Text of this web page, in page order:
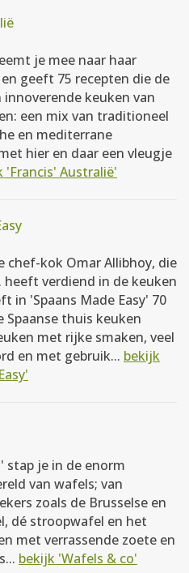
je mee naar haar
geeft 75 recepten die de
innoverende keuken van
een mix van traditioneel
en mediterrane
hier en daar een vleugje
'Francis' Australië'
chef-kok Omar Allibhoy, die
heeft verdiend in de keuken
in 'Spaans Made Easy' 70
Spaanse thuis keuken
met rijke smaken, veel
en met gebruik... bekijk
stap je in de enorm
van wafels; van
zoals de Brusselse en
dé stroopwafel en het
met verrassende zoete en
bekijk 'Wafels & co'